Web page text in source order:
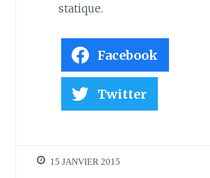
statique.
Facebook
Twitter
15 JANVIER 2015